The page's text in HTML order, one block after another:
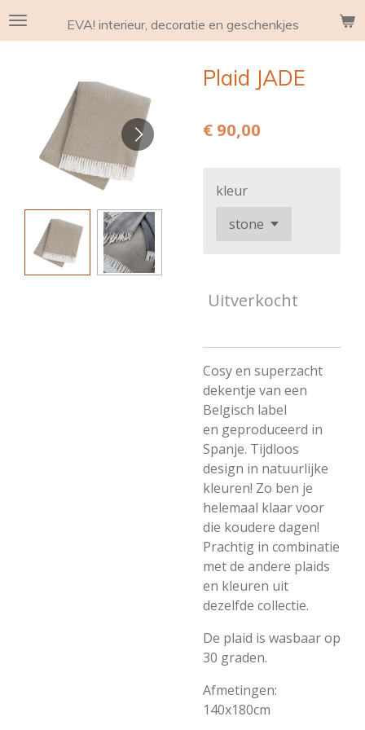
Ga
hoofdinhoud
EVA! interieur, decoratie en geschenkjes
Plaid JADE
€ 90,00
kleur
Uitverkocht
Cosy en superzacht
dekentje van een
Belgisch label
en geproduceerd in
Spanje. Tijdloos
design in natuurlijke
kleuren! Zo ben je
helemaal klaar voor
die koudere dagen!
Prachtig in combinatie
met de andere plaids
en kleuren uit
dezelfde collectie.
De plaid is wasbaar op
30 graden.
Afmetingen:
140x180cm